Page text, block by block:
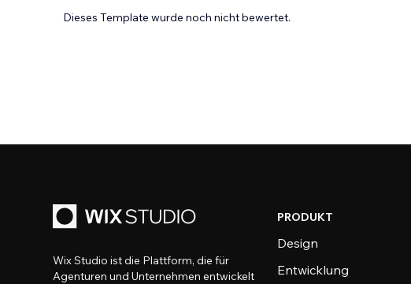
Dieses Template wurde noch nicht bewertet.
Wix Studio ist die Plattform, die für
Agenturen und Unternehmen entwickelt
PRODUKT
Design
Entwicklung